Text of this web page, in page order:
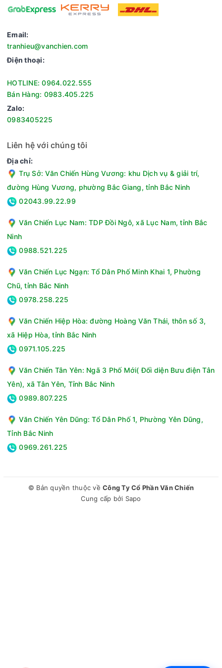
Tự làm sạch và vệ sinh thông minh
AW10-BP4657M(B) trang bị tính năng tự làm sạch với tia
Chế độ Smart Dual Spray giúp loại bỏ bụi bẩn và vi khuẩn
sẽ và hoạt động hiệu quả.
Ưu điểm khác
trọng với màu đen ngọc trai với lồng giặt làm từ thép không
gỉ chắc chắn, chịu lực tốt.
Lồng giặt có đường kính lớn 525mm giúp giặt nhiều quần áo
Email:
tranhieu@vanchien.com
Điện thoại:
HOTLINE: 0964.022.555
Bán Hàng: 0983.405.225
Zalo:
0983405225
Liên hệ với chúng tôi
Địa chỉ:
Trụ Sở: Văn Chiến Hùng Vương: khu Dịch vụ & giải trí,
đường Hùng Vương, phường Bắc Giang, tỉnh Bắc Ninh
02043.99.22.99
Văn Chiến Lục Nam: TDP Đồi Ngô, xã Lục Nam, tỉnh Bắc
Ninh
0988.521.225
Văn Chiến Lục Ngạn: Tổ Dân Phố Minh Khai 1, Phường
Chũ, tỉnh Bắc Ninh
0978.258.225
Văn Chiến Hiệp Hòa: đường Hoàng Văn Thái, thôn số 3,
xã Hiệp Hòa, tỉnh Bắc Ninh
0971.105.225
Văn Chiến Tân Yên: Ngã 3 Phố Mới( Đối diện Bưu điện Tân
Yên), xã Tân Yên, Tỉnh Bắc Ninh
0989.807.225
Văn Chiến Yên Dũng: Tổ Dân Phố 1, Phường Yên Dũng,
Tỉnh Bắc Ninh
0969.261.225
© Bản quyền thuộc về Công Ty Cổ Phần Văn Chiến
Cung cấp bởi Sapo